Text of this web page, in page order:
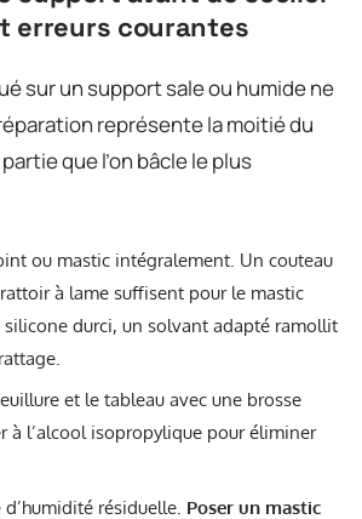
erreurs courantes
sur un support sale ou humide ne
représente la moitié du
que l’on bâcle le plus
ou mastic intégralement. Un couteau
à lame suffisent pour le mastic
silicone durci, un solvant adapté ramollit
et le tableau avec une brosse
à l’alcool isopropylique pour éliminer
résiduelle. Poser un mastic